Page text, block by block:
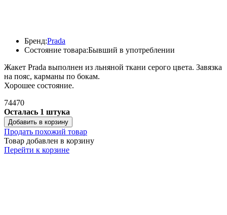
Состояние товара:Бывший в употреблении
Бренд:Prada
Жакет Prada выполнен из льняной ткани серого цвета. Завязка
на пояс, карманы по бокам.
Хорошее состояние.
74470
Осталась 1 штука
Добавить в корзину
Продать похожий товар
Товар добавлен в корзину
Перейти к корзине